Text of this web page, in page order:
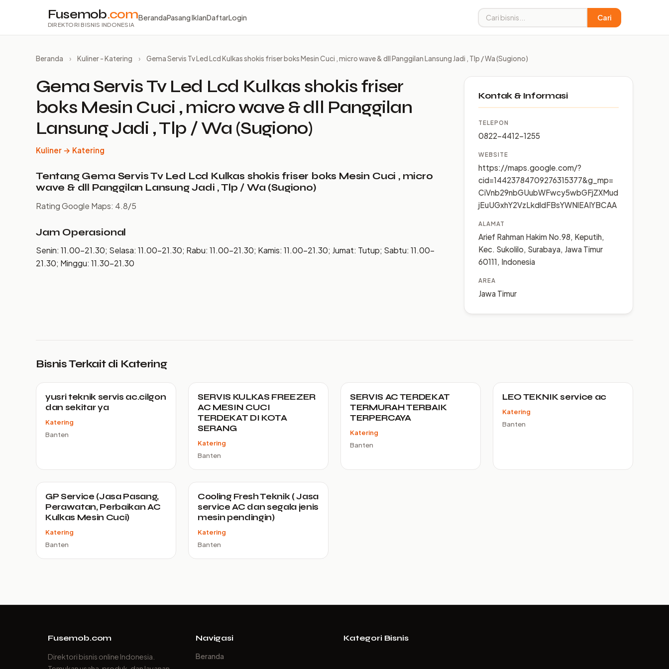
Fusemob.com
DIREKTORI BISNIS INDONESIA
BerandaPasang IklanDaftarLogin Cari
Beranda › Kuliner - Katering › Gema Servis Tv Led Lcd Kulkas shokis friser boks Mesin Cuci , micro wave & dll Panggilan Lansung Jadi , Tlp / Wa (Sugiono)
Gema Servis Tv Led Lcd Kulkas shokis friser
boks Mesin Cuci , micro wave & dll Panggilan
Lansung Jadi , Tlp / Wa (Sugiono)
Kuliner → Katering
Tentang Gema Servis Tv Led Lcd Kulkas shokis friser boks Mesin Cuci , micro
wave & dll Panggilan Lansung Jadi , Tlp / Wa (Sugiono)
Rating Google Maps: 4.8/5
Jam Operasional
Senin: 11.00–21.30; Selasa: 11.00–21.30; Rabu: 11.00–21.30; Kamis: 11.00–21.30; Jumat: Tutup; Sabtu: 11.00–
21.30; Minggu: 11.30–21.30
Kontak & Informasi
TELEPON
0822-4412-1255
WEBSITE
https://maps.google.com/?
cid=14423784709276315377&g_mp=
CiVnb29nbGUubWFwcy5wbGFjZXMud
jEuUGxhY2VzLkdldFBsYWNlEAIYBCAA
ALAMAT
Arief Rahman Hakim No.98, Keputih,
Kec. Sukolilo, Surabaya, Jawa Timur
60111, Indonesia
AREA
Jawa Timur
Bisnis Terkait di Katering
yusri teknik servis ac.cilgon
dan sekitar ya
Katering
Banten
SERVIS KULKAS FREEZER
AC MESIN CUCI
TERDEKAT DI KOTA
SERANG
Katering
Banten
SERVIS AC TERDEKAT
TERMURAH TERBAIK
TERPERCAYA
Katering
Banten
LEO TEKNIK service ac
Katering
Banten
GP Service (Jasa Pasang,
Perawatan, Perbaikan AC
Kulkas Mesin Cuci)
Katering
Banten
Cooling Fresh Teknik ( Jasa
service AC dan segala jenis
mesin pendingin)
Katering
Banten
Fusemob.com
Direktori bisnis online Indonesia.
Navigasi
Beranda
Kategori Bisnis